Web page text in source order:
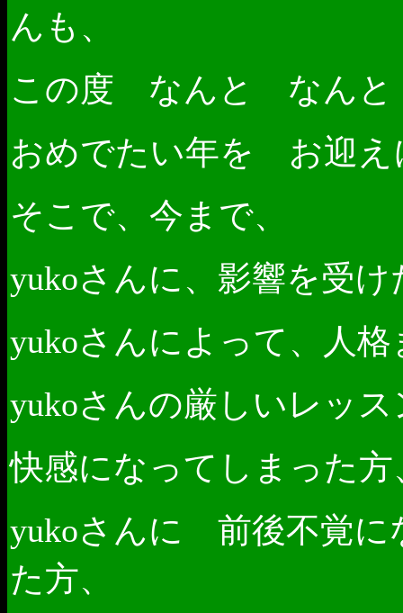
んも、
この度 なんと なんと
おめでたい年を お迎え
そこで、今まで、
yukoさんに、影響を受け
yukoさんによって、人
yukoさんの厳しいレッ
快感になってしまった方
yukoさんに 前後不覚に
た方、